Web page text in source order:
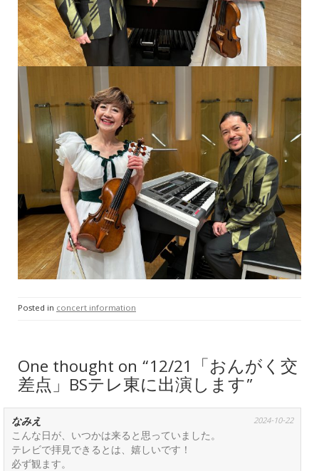
Posted in concert information
One thought on “12/21「おんがく交
差点」BSテレ東に出演します”
なみえ 2024-10-22
こんな日が、いつかは来ると思っていました。
テレビで拝見できるとは、嬉しいです！
必ず観ます。